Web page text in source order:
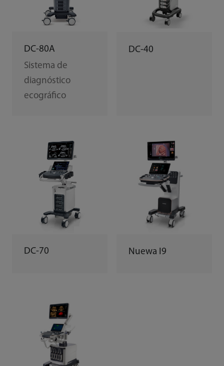
DC-80A
Sistema de
diagnóstico
ecográfico
DC-40
DC-70 Nuewa I9